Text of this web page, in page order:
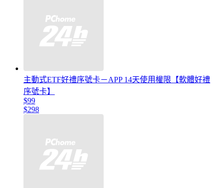
主動式ETF好禮序號卡－APP 14天使用權限【軟體好禮
序號卡】
$99
$298